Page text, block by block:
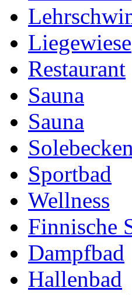
Liegewiese
Restaurant
Sauna
Sauna
Solebecken
Sportbad
Wellness
Finnische
Dampfbad
Hallenbad